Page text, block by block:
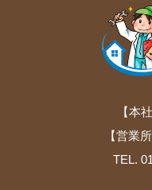
【本
【営業
TEL.